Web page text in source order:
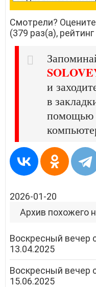
Смотрели?
(379 раз(а),
и
в
помощью
2026-01-20
Архив похожего
Воскресный
13.04.2025
Воскресный
15.06.2025